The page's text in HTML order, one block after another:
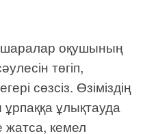
оқушының
төгіп,
сөзсіз. Өзіміздің
ұлықтауда
жатса, кемел